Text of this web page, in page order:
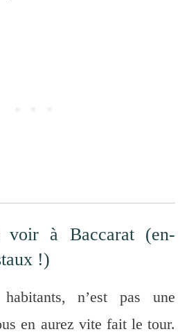
voir à Baccarat (en-
!)
n’est pas une
en aurez vite fait le tour.